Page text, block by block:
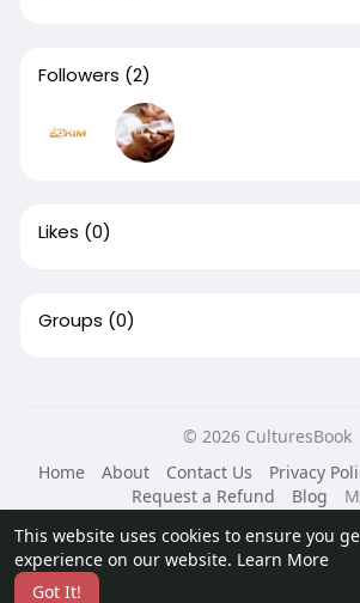
This website uses cookies to ensure you
experience on our website. Learn More
Got It!
Followers (2)
Likes (0)
Groups (0)
© 2026 CulturesBook
Home
About Contact Us Privacy
Request a Refund
Blog
Language